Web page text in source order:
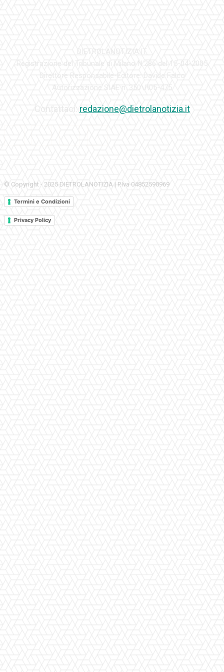
redazione@dietrolanotizia.it
© Copyright - 2025 DIETROLANOTIZIA | P.Iva 04852590969
Termini e Condizioni
Privacy Policy